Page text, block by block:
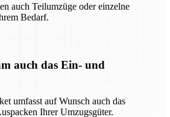
auch Teilumzüge oder einzelne
Bedarf.
auch das Ein- und
umfasst auf Wunsch auch das
Ihrer Umzugsgüter.